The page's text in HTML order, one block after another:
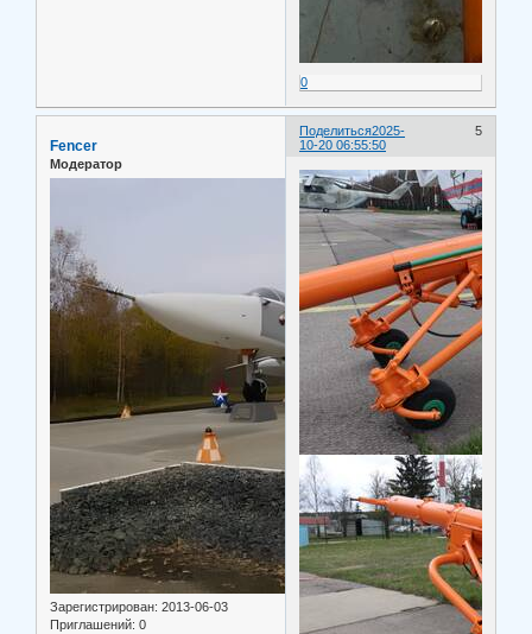
0
Поделиться 5
2025-
10-20 06:55:50
Fencer
Модератор
Зарегистрирован: 2013-06-03
Приглашений: 0